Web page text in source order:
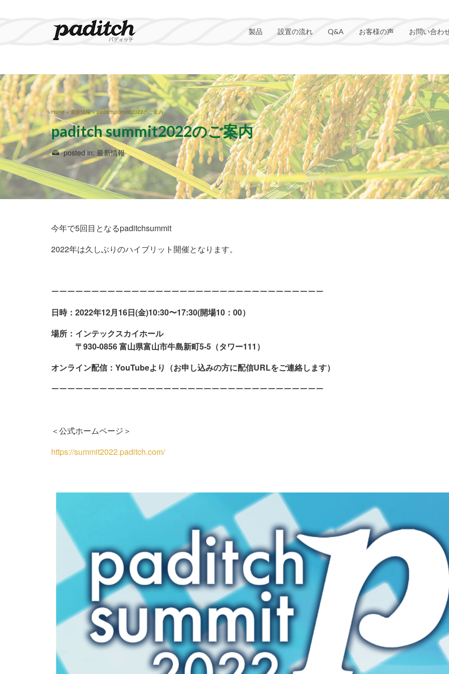
お問い合わ
お客様の声
Q&A
設置の流れ
製品
Home » 最新情報 » paditch summit2022のご案内
paditch summit2022のご案内
posted in: 最新情報
今年で5回目となるpaditchsummit
2022年は久しぶりのハイブリット開催となります。
ーーーーーーーーーーーーーーーーーーーーーーーーーーーーーーーーーー
日時：2022年12月16日(金)10:30〜17:30(開場10：00）
場所：インテックスカイホール
〒930-0856 富山県富山市牛島新町5-5（タワー111）
オンライン配信：YouTubeより（お申し込みの方に配信URLをご連絡します）
ーーーーーーーーーーーーーーーーーーーーーーーーーーーーーーーーーー
＜公式ホームページ＞
https://summit2022.paditch.com/